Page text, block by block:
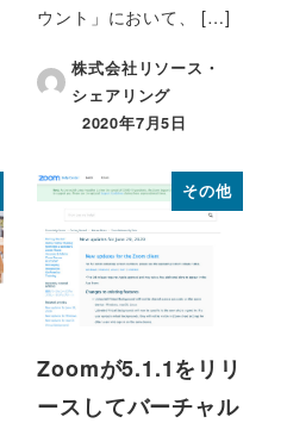
ウント」において、 […]
株式会社リソース・
シェアリング
投稿日
2020年7月5日
その他
Zoomが5.1.1をリリ
ースしてバーチャル